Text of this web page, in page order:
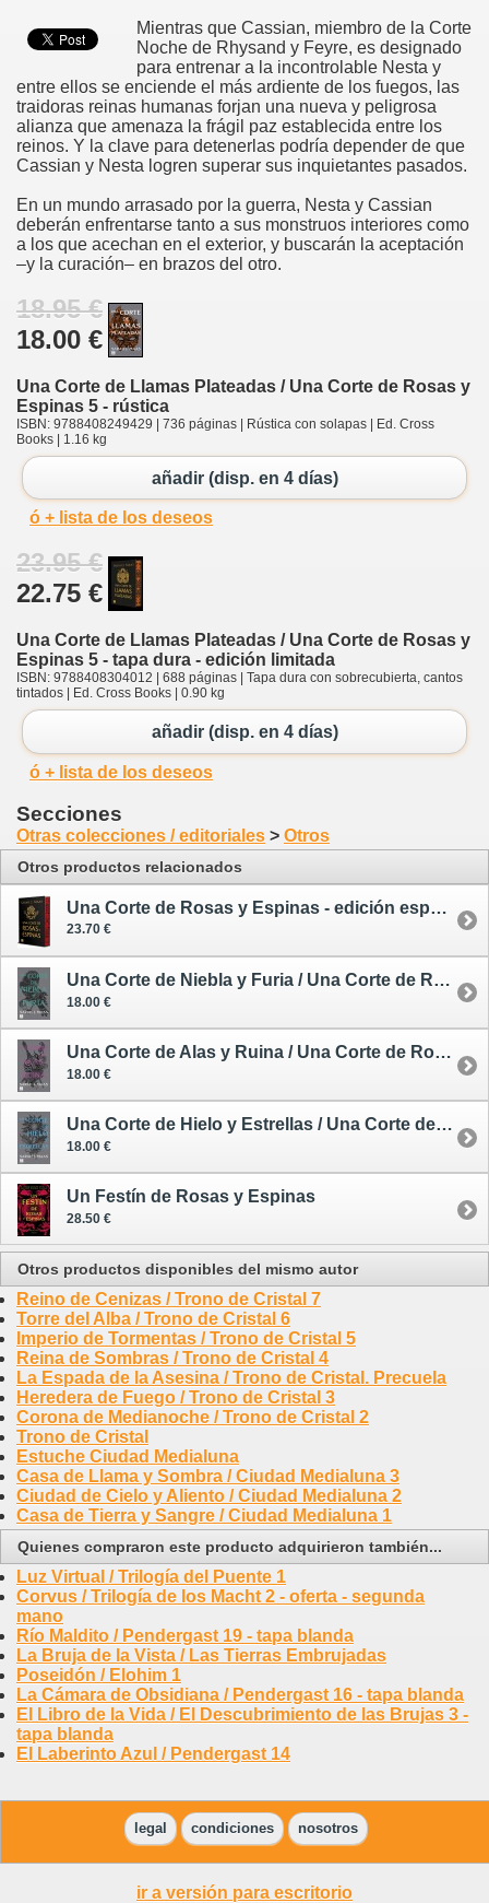
Mientras que Cassian, miembro de la Corte
Noche de Rhysand y Feyre, es designado
para entrenar a la incontrolable Nesta y
entre ellos se enciende el más ardiente de los fuegos, las
traidoras reinas humanas forjan una nueva y peligrosa
alianza que amenaza la frágil paz establecida entre los
reinos. Y la clave para detenerlas podría depender de que
Cassian y Nesta logren superar sus inquietantes pasados.
En un mundo arrasado por la guerra, Nesta y Cassian
deberán enfrentarse tanto a sus monstruos interiores como
a los que acechan en el exterior, y buscarán la aceptación
–y la curación– en brazos del otro.
18.95 €
18.00 €
Una Corte de Llamas Plateadas / Una Corte de Rosas y
Espinas 5 - rústica
ISBN: 9788408249429 | 736 páginas | Rústica con solapas | Ed. Cross
Books | 1.16 kg
añadir (disp. en 4 días)
ó + lista de los deseos
23.95 €
22.75 €
Una Corte de Llamas Plateadas / Una Corte de Rosas y
Espinas 5 - tapa dura - edición limitada
ISBN: 9788408304012 | 688 páginas | Tapa dura con sobrecubierta, cantos
tintados | Ed. Cross Books | 0.90 kg
añadir (disp. en 4 días)
ó + lista de los deseos
Secciones
Otras colecciones / editoriales > Otros
Otros productos relacionados
Una Corte de Rosas y Espinas - edición especial
23.70 €
Una Corte de Niebla y Furia / Una Corte de Rosas y Espinas 2 - rústica
18.00 €
Una Corte de Alas y Ruina / Una Corte de Rosas y Espinas 3 - rústica
18.00 €
Una Corte de Hielo y Estrellas / Una Corte de Rosas y Espinas 4 - rústica
18.00 €
Un Festín de Rosas y Espinas
28.50 €
Otros productos disponibles del mismo autor
Reino de Cenizas / Trono de Cristal 7
Torre del Alba / Trono de Cristal 6
Imperio de Tormentas / Trono de Cristal 5
Reina de Sombras / Trono de Cristal 4
La Espada de la Asesina / Trono de Cristal. Precuela
Heredera de Fuego / Trono de Cristal 3
Corona de Medianoche / Trono de Cristal 2
Trono de Cristal
Estuche Ciudad Medialuna
Casa de Llama y Sombra / Ciudad Medialuna 3
Ciudad de Cielo y Aliento / Ciudad Medialuna 2
Casa de Tierra y Sangre / Ciudad Medialuna 1
Quienes compraron este producto adquirieron también...
Luz Virtual / Trilogía del Puente 1
Corvus / Trilogía de los Macht 2 - oferta - segunda
mano
Río Maldito / Pendergast 19 - tapa blanda
La Bruja de la Vista / Las Tierras Embrujadas
Poseidón / Elohim 1
La Cámara de Obsidiana / Pendergast 16 - tapa blanda
El Libro de la Vida / El Descubrimiento de las Brujas 3 -
tapa blanda
El Laberinto Azul / Pendergast 14
legal condiciones nosotros
ir a versión para escritorio